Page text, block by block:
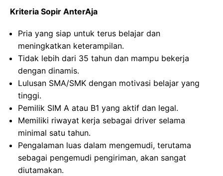
Kriteria Sopir AnterAja
Pria yang siap untuk terus belajar dan
meningkatkan keterampilan.
Tidak lebih dari 35 tahun dan mampu bekerja
dengan dinamis.
Lulusan SMA/SMK dengan motivasi belajar yang
tinggi.
Pemilik SIM A atau B1 yang aktif dan legal.
Memiliki riwayat kerja sebagai driver selama
minimal satu tahun.
Pengalaman luas dalam mengemudi, terutama
sebagai pengemudi pengiriman, akan sangat
diutamakan.